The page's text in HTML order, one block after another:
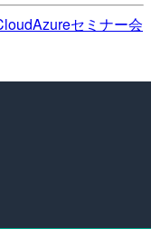
Azureセミナー会